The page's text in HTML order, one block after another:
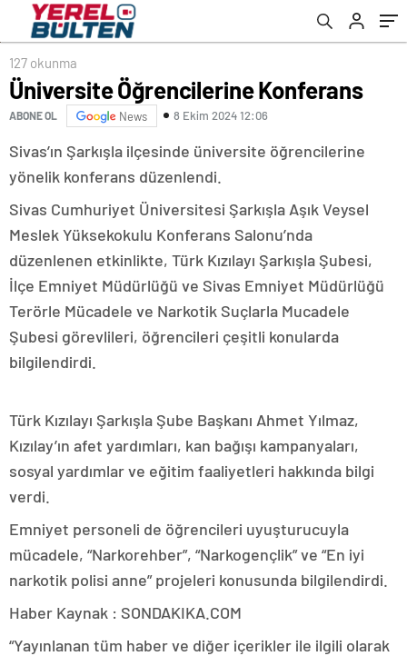
127 okunma
Üniversite Öğrencilerine Konferans
ABONE OL News 8 Ekim 2024 12:06
Sivas’ın Şarkışla ilçesinde üniversite öğrencilerine
yönelik konferans düzenlendi.
Sivas Cumhuriyet Üniversitesi Şarkışla Aşık Veysel
Meslek Yüksekokulu Konferans Salonu’nda
düzenlenen etkinlikte, Türk Kızılayı Şarkışla Şubesi,
İlçe Emniyet Müdürlüğü ve Sivas Emniyet Müdürlüğü
Terörle Mücadele ve Narkotik Suçlarla Mucadele
Şubesi görevlileri, öğrencileri çeşitli konularda
bilgilendirdi.
Türk Kızılayı Şarkışla Şube Başkanı Ahmet Yılmaz,
Kızılay’ın afet yardımları, kan bağışı kampanyaları,
sosyal yardımlar ve eğitim faaliyetleri hakkında bilgi
verdi.
Emniyet personeli de öğrencileri uyuşturucuyla
mücadele, “Narkorehber”, “Narkogençlik” ve “En iyi
narkotik polisi anne” projeleri konusunda bilgilendirdi.
Haber Kaynak : SONDAKIKA.COM
“Yayınlanan tüm haber ve diğer içerikler ile ilgili olarak